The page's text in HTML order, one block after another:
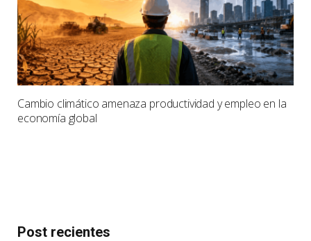
Cambio climático amenaza productividad y empleo en la
economía global
Post recientes